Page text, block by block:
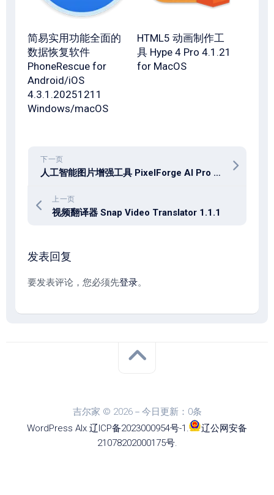
简易实用功能全面的
数据恢复软件
PhoneRescue for
Android/iOS
4.3.1.20251211
Windows/macOS
HTML5 动画制作工
具 Hype 4 Pro 4.1.21
for MacOS
下一页
人工智能图片增强工具 PixelForge AI Pro 1.0.0
上一页
视频翻译器 Snap Video Translator 1.1.1
发表回复
要发表评论，您必须先登录。
吉尔家 © 2026－今日更新：0条
WordPress Alx.辽ICP备2023000954号-1 .
辽公网安备
21078202000175号.